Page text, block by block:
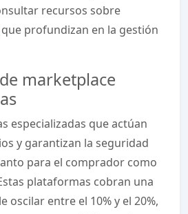
recursos sobre
que profundizan en la gestión
marketplace
especializadas que actúan
y garantizan la seguridad
para el comprador como
plataformas cobran una
oscilar entre el 10% y el 20%,